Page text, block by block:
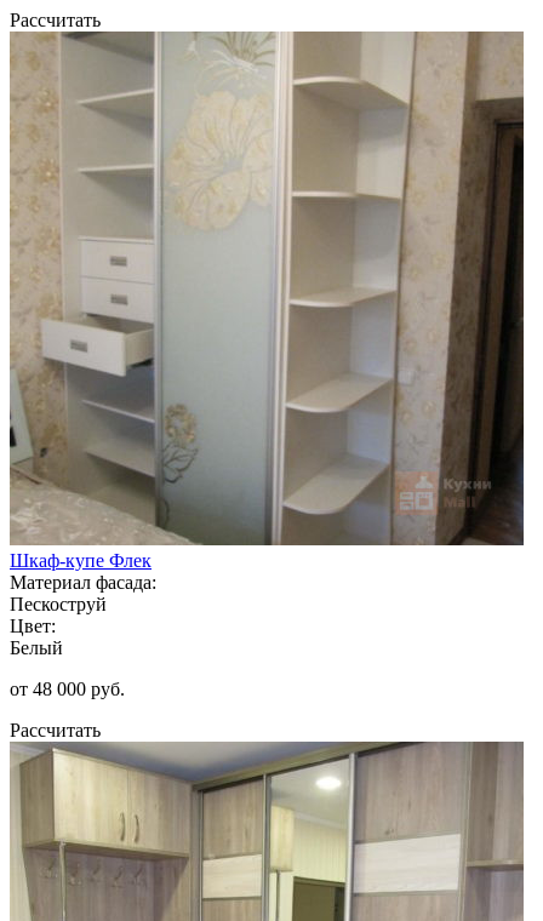
Рассчитать
Шкаф-купе Флек
Материал фасада:
Пескоструй
Цвет:
Белый
от 48 000 руб.
Рассчитать